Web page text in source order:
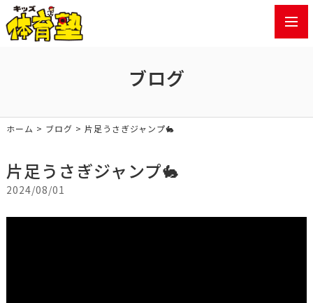
ブログ
ホーム > ブログ > 片足うさぎジャンプ🐇
片足うさぎジャンプ🐇
2024/08/01